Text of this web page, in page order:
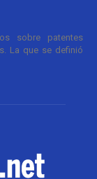
sobre patentes
La que se definió